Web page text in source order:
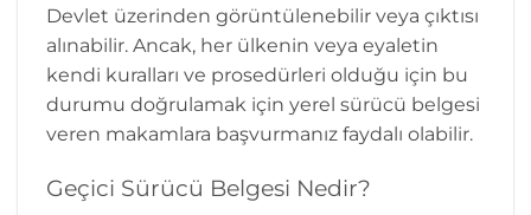
Devlet üzerinden görüntülenebilir veya çıktısı
alınabilir. Ancak, her ülkenin veya eyaletin
kendi kuralları ve prosedürleri olduğu için bu
durumu doğrulamak için yerel sürücü belgesi
veren makamlara başvurmanız faydalı olabilir.
Geçici Sürücü Belgesi Nedir?